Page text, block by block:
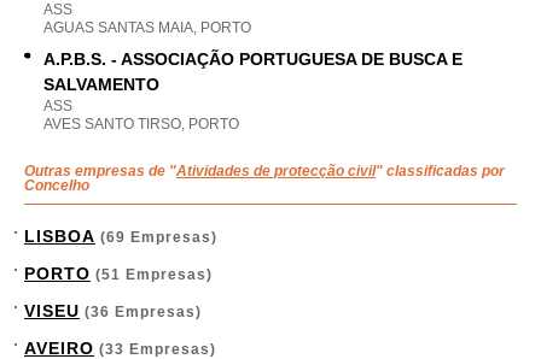
ASS
AGUAS SANTAS MAIA, PORTO
A.P.B.S. - ASSOCIAÇÃO PORTUGUESA DE BUSCA E
SALVAMENTO
ASS
AVES SANTO TIRSO, PORTO
Outras empresas de "Atividades de protecção civil" classificadas por
Concelho
LISBOA (69 Empresas)
PORTO (51 Empresas)
VISEU (36 Empresas)
AVEIRO (33 Empresas)